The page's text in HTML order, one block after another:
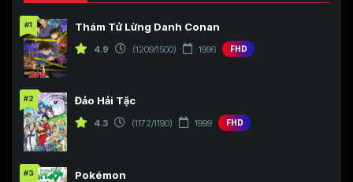
#1 Thám Tử Lừng Danh Conan
4.9 (1209/1500) 1996 FHD
#2 Đảo Hải Tặc
4.3 (1172/1190) 1999 FHD
#3 Pokémon